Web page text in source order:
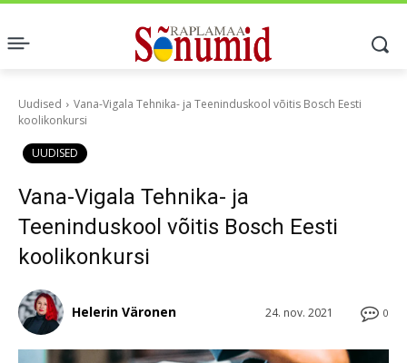
Uudised
Vana-Vigala Tehnika- ja Teeninduskool võitis Bosch Eesti
koolikonkursi
UUDISED
Vana-Vigala Tehnika- ja
Teeninduskool võitis Bosch Eesti
koolikonkursi
0
24. nov. 2021
Helerin Väronen